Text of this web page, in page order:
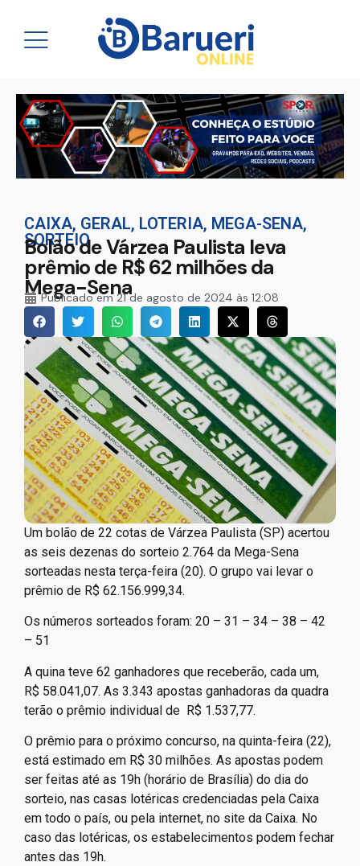
CAIXA, GERAL, LOTERIA, MEGA-SENA,
SORTEIO
Bolão de Várzea Paulista leva
prêmio de R$ 62 milhões da
Mega-Sena
Publicado em21 de agosto de 2024 às 12:08
Um bolão de 22 cotas de Várzea Paulista (SP) acertou
as seis dezenas do sorteio 2.764 da Mega-Sena
sorteadas nesta terça-feira (20). O grupo vai levar o
prêmio de R$ 62.156.999,34.
Os números sorteados foram: 20 – 31 – 34 – 38 – 42
– 51
A quina teve 62 ganhadores que receberão, cada um,
R$ 58.041,07. As 3.343 apostas ganhadoras da quadra
terão o prêmio individual de R$ 1.537,77.
O prêmio para o próximo concurso, na quinta-feira (22),
está estimado em R$ 30 milhões. As apostas podem
ser feitas até as 19h (horário de Brasília) do dia do
sorteio, nas casas lotéricas credenciadas pela Caixa
em todo o país, ou pela internet, no site da Caixa. No
caso das lotéricas, os estabelecimentos podem fechar
antes das 19h.